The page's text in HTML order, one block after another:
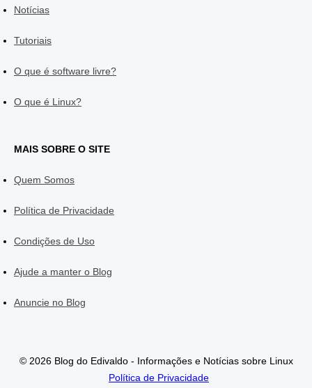
Notícias
Tutoriais
O que é software livre?
O que é Linux?
MAIS SOBRE O SITE
Quem Somos
Política de Privacidade
Condições de Uso
Ajude a manter o Blog
Anuncie no Blog
© 2026 Blog do Edivaldo - Informações e Notícias sobre Linux
Política de Privacidade